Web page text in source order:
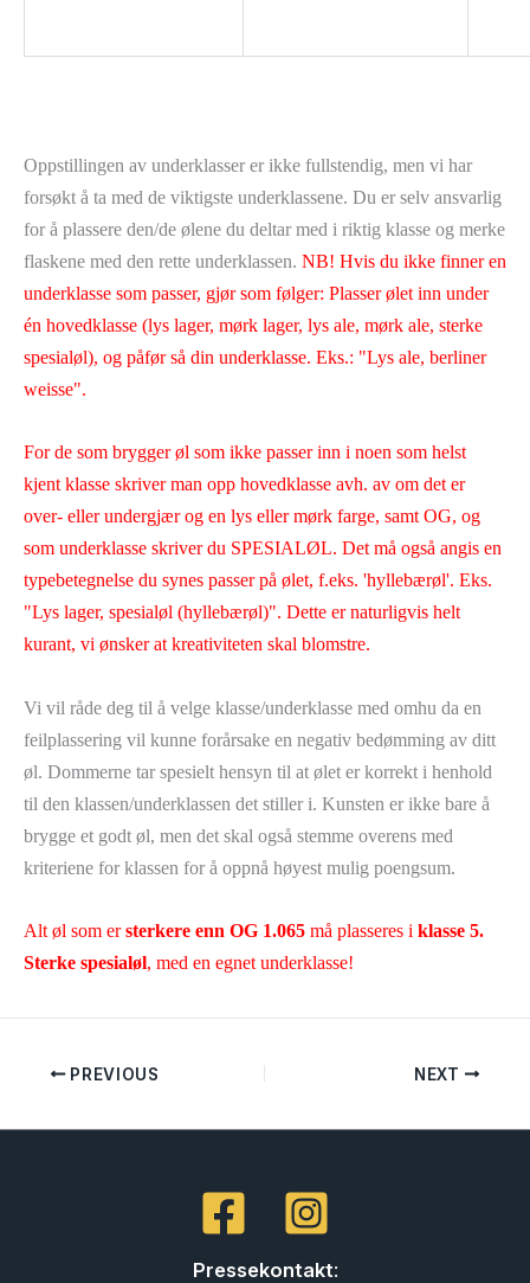
Oppstillingen av underklasser er ikke fullstendig, men vi har
forsøkt å ta med de viktigste underklassene. Du er selv ansvarlig
for å plassere den/de ølene du deltar med i riktig klasse og merke
flaskene med den rette underklassen. NB! Hvis du ikke finner en
underklasse som passer, gjør som følger: Plasser ølet inn under
én hovedklasse (lys lager, mørk lager, lys ale, mørk ale, sterke
spesialøl), og påfør så din underklasse. Eks.: "Lys ale, berliner
weisse".
For de som brygger øl som ikke passer inn i noen som helst
kjent klasse skriver man opp hovedklasse avh. av om det er
over- eller undergjær og en lys eller mørk farge, samt OG, og
som underklasse skriver du SPESIALØL. Det må også angis en
typebetegnelse du synes passer på ølet, f.eks. 'hyllebærøl'. Eks.
"Lys lager, spesialøl (hyllebærøl)". Dette er naturligvis helt
kurant, vi ønsker at kreativiteten skal blomstre.
Vi vil råde deg til å velge klasse/underklasse med omhu da en
feilplassering vil kunne forårsake en negativ bedømming av ditt
øl. Dommerne tar spesielt hensyn til at ølet er korrekt i henhold
til den klassen/underklassen det stiller i. Kunsten er ikke bare å
brygge et godt øl, men det skal også stemme overens med
kriteriene for klassen for å oppnå høyest mulig poengsum.
Alt øl som ersterkere enn OG 1.065 må plasseres i klasse 5.
Sterke spesialøl, med en egnet underklasse!
PREVIOUS NEXT
Pressekontakt: